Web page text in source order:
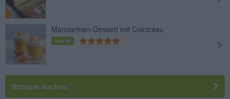
Mandarinen-Dessert mit Cointreau
Leicht
Rezepte suchen